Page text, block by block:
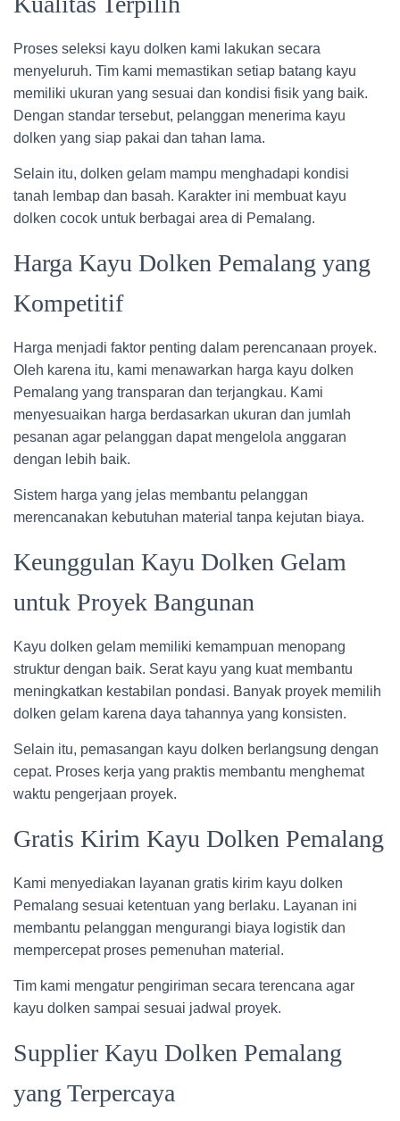
Proses seleksi kayu dolken kami lakukan secara
menyeluruh. Tim kami memastikan setiap batang kayu
memiliki ukuran yang sesuai dan kondisi fisik yang baik.
Dengan standar tersebut, pelanggan menerima kayu
dolken yang siap pakai dan tahan lama.
Selain itu, dolken gelam mampu menghadapi kondisi
tanah lembap dan basah. Karakter ini membuat kayu
dolken cocok untuk berbagai area di Pemalang.
Harga Kayu Dolken Pemalang yang
Kompetitif
Harga menjadi faktor penting dalam perencanaan proyek.
Oleh karena itu, kami menawarkan harga kayu dolken
Pemalang yang transparan dan terjangkau. Kami
menyesuaikan harga berdasarkan ukuran dan jumlah
pesanan agar pelanggan dapat mengelola anggaran
dengan lebih baik.
Sistem harga yang jelas membantu pelanggan
merencanakan kebutuhan material tanpa kejutan biaya.
Keunggulan Kayu Dolken Gelam
untuk Proyek Bangunan
Kayu dolken gelam memiliki kemampuan menopang
struktur dengan baik. Serat kayu yang kuat membantu
meningkatkan kestabilan pondasi. Banyak proyek memilih
dolken gelam karena daya tahannya yang konsisten.
Selain itu, pemasangan kayu dolken berlangsung dengan
cepat. Proses kerja yang praktis membantu menghemat
waktu pengerjaan proyek.
Gratis Kirim Kayu Dolken Pemalang
Kami menyediakan layanan gratis kirim kayu dolken
Pemalang sesuai ketentuan yang berlaku. Layanan ini
membantu pelanggan mengurangi biaya logistik dan
mempercepat proses pemenuhan material.
Tim kami mengatur pengiriman secara terencana agar
kayu dolken sampai sesuai jadwal proyek.
Supplier Kayu Dolken Pemalang
yang Terpercaya